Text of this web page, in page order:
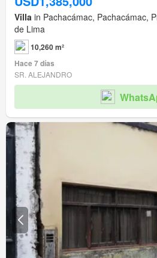
Villa in Pachacámac, Pachacámac,
de Lima
10,260 m²
Hace 7 días
SR. ALEJANDRO